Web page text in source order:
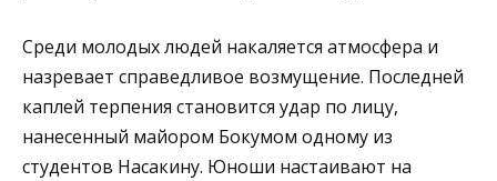
Среди молодых людей накаляется атмосфера и
назревает справедливое возмущение. Последней
каплей терпения становится удар по лицу,
нанесенный майором Бокумом одному из
студентов Насакину. Юноши настаивают на